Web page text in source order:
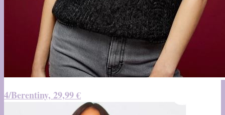
4/Berentiny, 29,99 €